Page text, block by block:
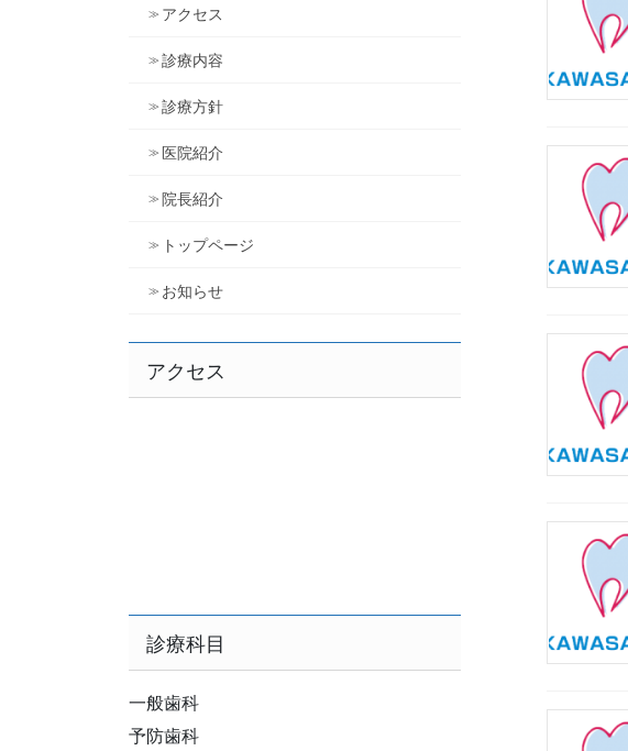
アクセス
診療内容
診療方針
医院紹介
院長紹介
トップページ
お知らせ
アクセス
診療科目
一般歯科
予防歯科